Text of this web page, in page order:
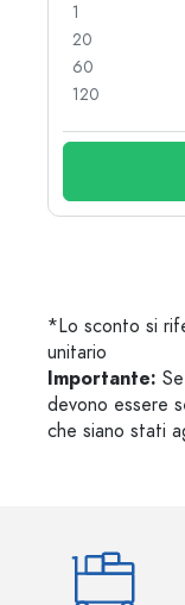
1
20
60
120
*Lo sconto si
unitario
Importante:
devono essere
che siano stati